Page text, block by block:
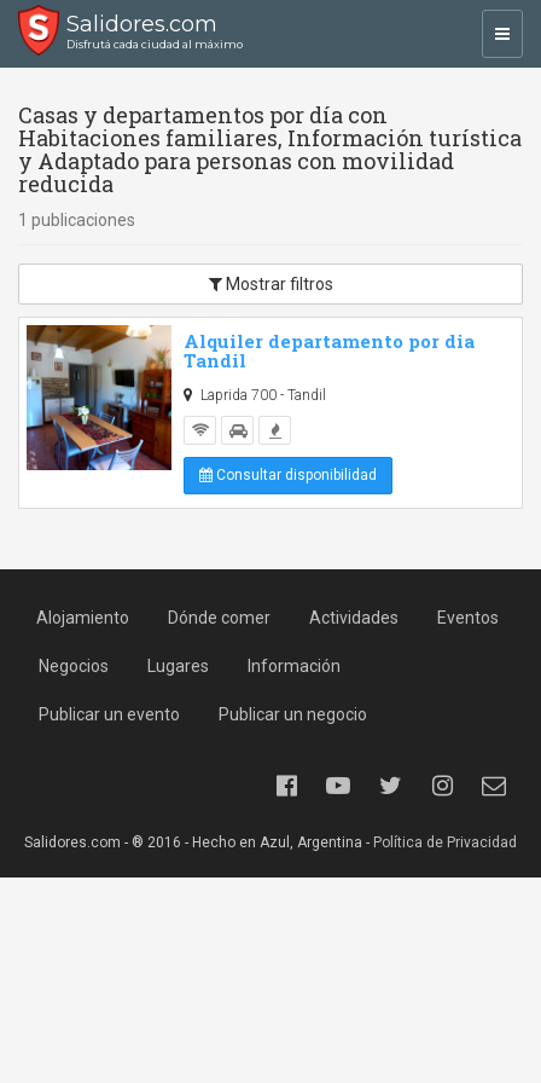
Salidores.com
Disfrutá cada ciudad al máximo
Casas y departamentos por día con
Habitaciones familiares, Información turística
y Adaptado para personas con movilidad
reducida
1 publicaciones
Mostrar filtros
Alquiler departamento por dia
Tandil
Laprida 700 - Tandil
Consultar disponibilidad
Alojamiento Dónde comer Actividades Eventos
Negocios Lugares Información
Publicar un evento Publicar un negocio
Salidores.com - ® 2016 - Hecho en Azul, Argentina - Política de Privacidad